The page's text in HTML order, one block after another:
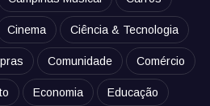
Cinema Ciência & Tecnologia
Comunidade Comércio
Economia Educação